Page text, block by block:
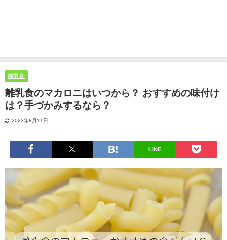
離乳食
離乳食のマカロニはいつから？ おすすめの味付け
は？手づかみするなら？
2023年8月11日
LINE